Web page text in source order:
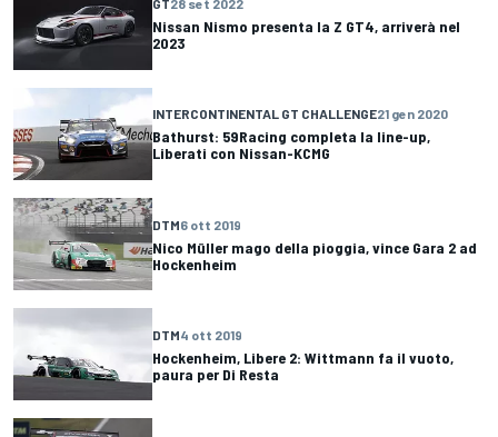
GT28 set 2022
Nissan Nismo presenta la Z GT4, arriverà nel
2023
INTERCONTINENTAL GT CHALLENGE21 gen 2020
Bathurst: 59Racing completa la line-up,
Liberati con Nissan-KCMG
DTM6 ott 2019
Nico Müller mago della pioggia, vince Gara 2 ad
Hockenheim
DTM4 ott 2019
Hockenheim, Libere 2: Wittmann fa il vuoto,
paura per Di Resta